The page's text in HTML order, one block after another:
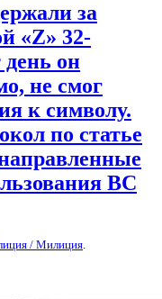
за
«Z» 32-
день он
не смог
к символу.
по статье
ВС
/ Милиция